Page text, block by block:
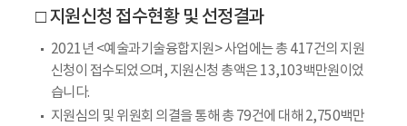
□ 지원신청 접수현황 및 선정결과
2021년 <예술과기술융합지원> 사업에는 총 417건의 지원
신청이 접수되었으며, 지원신청 총액은 13,103백만원이었
습니다.
지원심의 및 위원회 의결을 통해 총 79건에 대해 2,750백만